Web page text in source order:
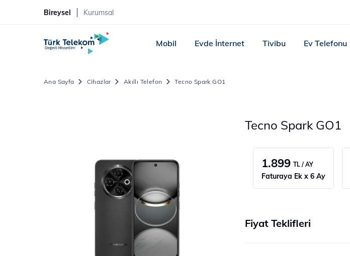
Bireysel Kurumsal
Mobil Evde İnternet Tivibu Ev Telefonu
Ana Sayfa Cihazlar Akıllı Telefon Tecno Spark GO1
Tecno Spark GO1
1.899 TL / AY
Faturaya Ek x 6 Ay
Fiyat Teklifleri